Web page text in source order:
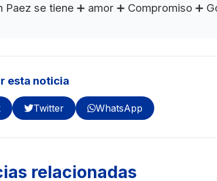
Paez se tiene ➕ amor ➕ Compromiso ➕
esta noticia
Twitter WhatsApp
relacionadas